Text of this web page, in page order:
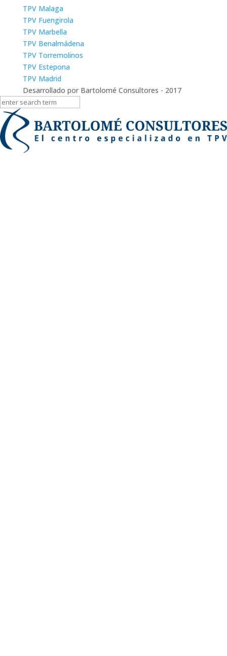
TPV Malaga
TPV Fuengirola
TPV Marbella
TPV Benalmádena
TPV Torremolinos
TPV Estepona
TPV Madrid
Desarrollado por Bartolomé Consultores - 2017